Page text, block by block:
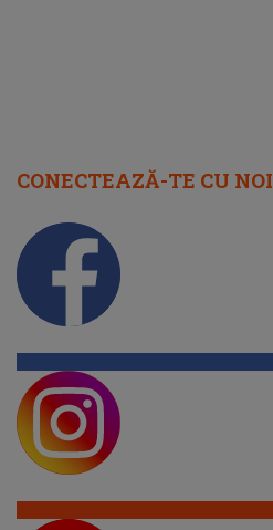
CONECTEAZĂ-TE CU NOI